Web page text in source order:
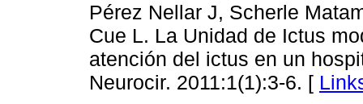
Pérez Nellar J, Scherle
Cue L. La Unidad de Ictus
atención del ictus en un
Neurocir. 2011:1(1):3-6. [